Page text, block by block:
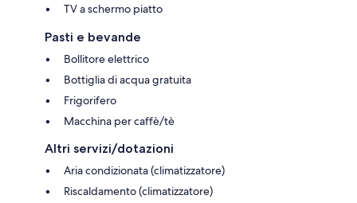
TV a schermo piatto
Pasti e bevande
Bollitore elettrico
Bottiglia di acqua gratuita
Frigorifero
Macchina per caffè/tè
Altri servizi/dotazioni
Aria condizionata (climatizzatore)
Riscaldamento (climatizzatore)